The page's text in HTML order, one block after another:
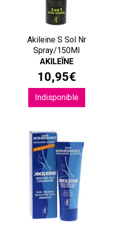
Akileine S Sol Nr
Spray/150Ml
AKILEÏNE
10,95€
Indisponible